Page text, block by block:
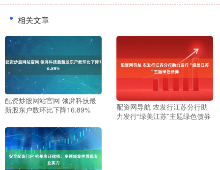
相关文章
配资炒股网站官网 领湃科技最
新股东户数环比下降16.89%
配资网导航 农发行江苏分行助
力发行“绿美江苏”主题绿色债券